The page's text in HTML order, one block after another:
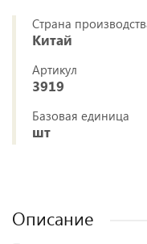
Страна
Китай
Артикул
3919
Базовая единица
шт
Описание